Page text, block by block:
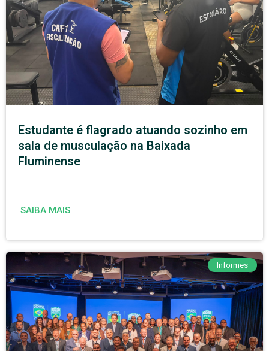
Estudante é flagrado atuando sozinho em
sala de musculação na Baixada
Fluminense
SAIBA MAIS
Informes